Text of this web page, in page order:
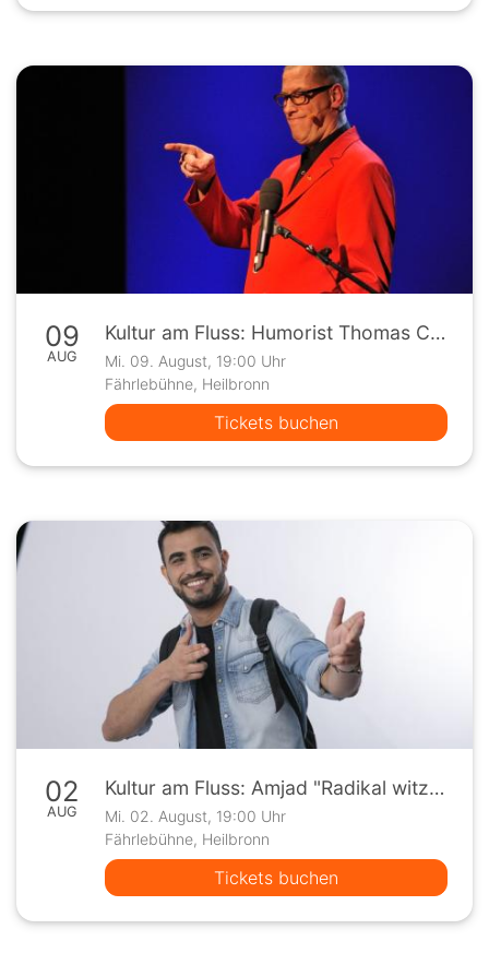
09
AUG
Kultur am Fluss: Humorist Thomas C. Breuer "Alles muss Rausch"
Mi. 09. August, 19:00 Uhr
Fährlebühne, Heilbronn
Tickets buchen
02
AUG
Kultur am Fluss: Amjad "Radikal witzig"
Mi. 02. August, 19:00 Uhr
Fährlebühne, Heilbronn
Tickets buchen